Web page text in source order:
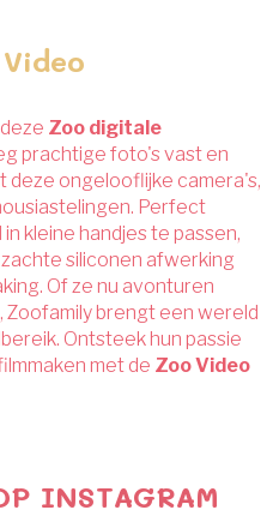
Zoo digitale
prachtige foto's vast en
deze ongelooflijke camera's,
Perfect
kleine handjes te passen,
siliconen afwerking
Of ze nu avonturen
brengt een wereld
Ontsteek hun passie
met de Zoo Video
INSTAGRAM